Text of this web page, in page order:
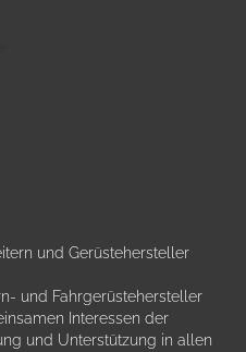
und Fahrgerüstehersteller
Interessen der
und Unterstützung in allen